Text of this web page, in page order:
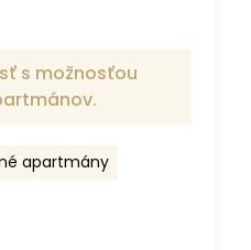
s možnosťou
apartmány